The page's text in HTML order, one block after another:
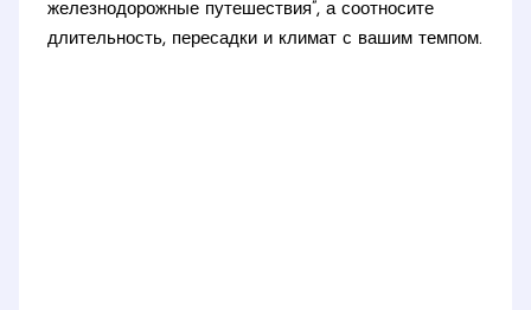
железнодорожные путешествия”, а соотносите
длительность, пересадки и климат с вашим темпом.